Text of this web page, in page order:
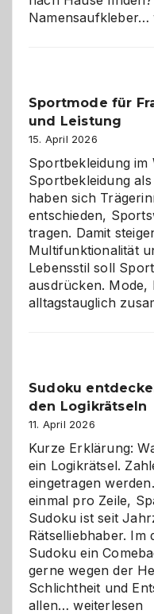
Namensaufkleber…
Sportmode für
und Leistung
15. April 2026
Sportbekleidung im
Sportbekleidung
haben sich
entschieden,
tragen. Damit
Multifunktionalität
Lebensstil soll
ausdrücken. Mode,
alltagstauglich
Sudoku
den Logikrätseln
11. April 2026
Kurze Erklärung:
ein Logikrätsel.
eingetragen
einmal pro Zeile,
Sudoku ist seit
Rätselliebhaber. Im
Sudoku ein
gerne wegen der
Schlichtheit und
allen…Sudoku
weiterlesen